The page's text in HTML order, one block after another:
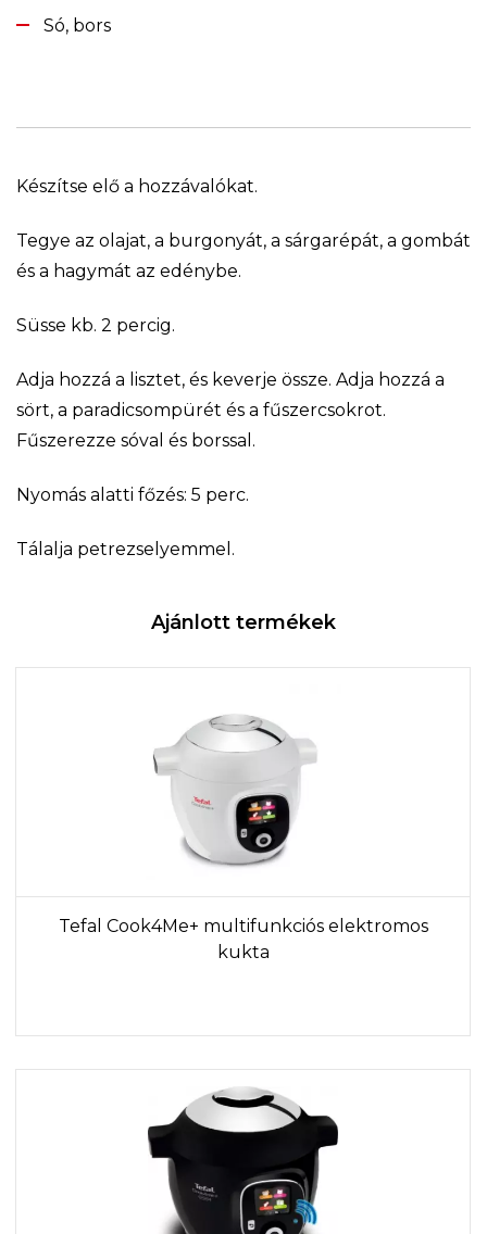
Só, bors
Készítse elő a hozzávalókat.
Tegye az olajat, a burgonyát, a sárgarépát, a gombát
és a hagymát az edénybe.
Süsse kb. 2 percig.
Adja hozzá a lisztet, és keverje össze. Adja hozzá a
sört, a paradicsompürét és a fűszercsokrot.
Fűszerezze sóval és borssal.
Nyomás alatti főzés: 5 perc.
Tálalja petrezselyemmel.
Ajánlott termékek
Tefal Cook4Me+ multifunkciós elektromos
kukta